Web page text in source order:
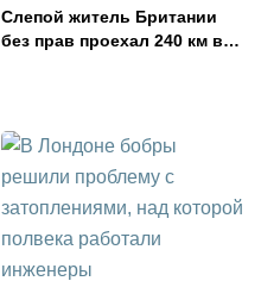
Слепой житель Британии
без прав проехал 240 км в